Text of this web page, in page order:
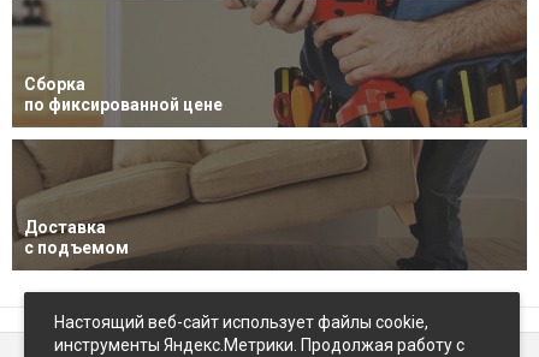
Сборка
по фиксированной цене
Доставка
с подъемом
Настоящий веб-сайт использует файлы cookie,
инструменты Яндекс.Метрики. Продолжая работу с